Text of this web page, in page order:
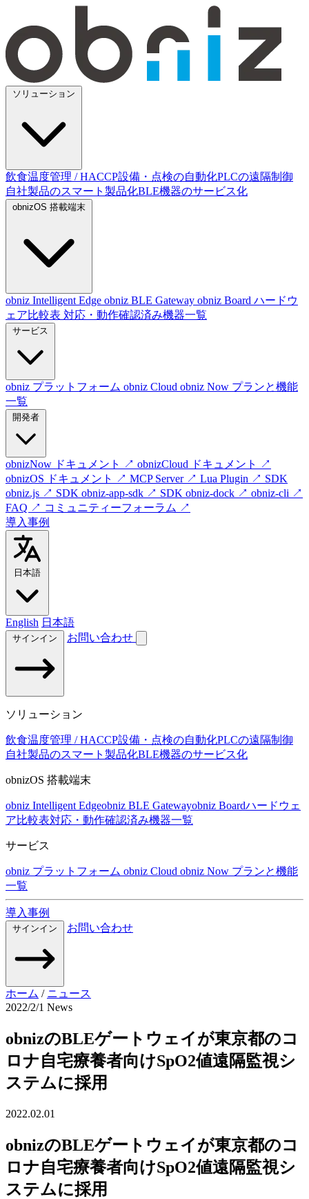
飲食温度管理 / HACCP設備・点検の自動化PLCの遠隔制御
自社製品のスマート製品化BLE機器のサービス化
obniz Intelligent Edge obniz BLE Gateway obniz Board ハードウ
ェア比較表 対応・動作確認済み機器一覧
obniz プラットフォーム obniz Cloud obniz Now プランと機能
一覧
obnizNow ドキュメント ↗ obnizCloud ドキュメント
↗
obnizOS ドキュメント
↗ MCP Server ↗ Lua Plugin ↗ SDK
obniz.js ↗ SDK obniz-app-sdk ↗ SDK obniz-dock ↗ obniz-cli ↗
FAQ ↗ コミュニティーフォーラム ↗
導入事例
日本語
English 日本語
お問い合わせ
ソリューション
飲食温度管理 / HACCP設備・点検の自動化PLCの遠隔制御
自社製品のスマート製品化BLE機器のサービス化
obnizOS 搭載端末
obniz Intelligent Edgeobniz BLE Gatewayobniz Boardハードウェ
ア比較表対応・動作確認済み機器一覧
サービス
obniz プラットフォーム obniz Cloud obniz Now プランと機能
一覧
導入事例
お問い合わせ
ホーム / ニュース
2022/2/1 News
obnizのBLEゲートウェイが東京都のコ
ロナ自宅療養者向けSpO2値遠隔監視シ
ステムに採用
2022.02.01
obnizのBLEゲートウェイが東京都のコ
ロナ自宅療養者向けSpO2値遠隔監視シ
ステムに採用